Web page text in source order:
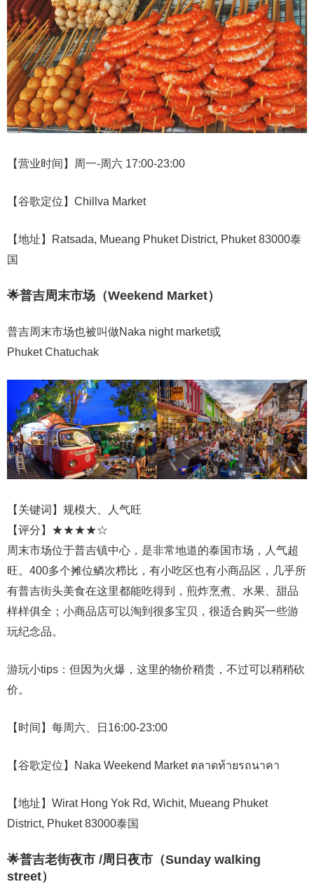
【营业时间】周一-周六 17:00-23:00
【谷歌定位】Chillva Market
【地址】Ratsada, Mueang Phuket District, Phuket 83000泰
国
🌟普吉周末市场（Weekend Market）
普吉周末市场也被叫做Naka night market或
Phuket Chatuchak
【关键词】规模大、人气旺
【评分】★★★★☆
周末市场位于普吉镇中心，是非常地道的泰国市场，人气超
旺。400多个摊位鳞次栉比，有小吃区也有小商品区，几乎所
有普吉街头美食在这里都能吃得到，煎炸烹煮、水果、甜品
样样俱全；小商品店可以淘到很多宝贝，很适合购买一些游
玩纪念品。
游玩小tips：但因为火爆，这里的物价稍贵，不过可以稍稍砍
价。
【时间】每周六、日16:00-23:00
【谷歌定位】Naka Weekend Market ตลาดท้ายรถนาคา
【地址】Wirat Hong Yok Rd, Wichit, Mueang Phuket
District, Phuket 83000泰国
🌟普吉老街夜市 /周日夜市（Sunday walking
street）